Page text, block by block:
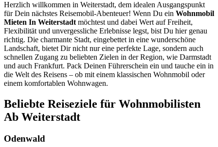
Herzlich willkommen in Weiterstadt, dem idealen Ausgangspunkt
für Dein nächstes Reisemobil-Abenteuer! Wenn Du ein Wohnmobil
Mieten In Weiterstadt möchtest und dabei Wert auf Freiheit,
Flexibilität und unvergessliche Erlebnisse legst, bist Du hier genau
richtig. Die charmante Stadt, eingebettet in eine wunderschöne
Landschaft, bietet Dir nicht nur eine perfekte Lage, sondern auch
schnellen Zugang zu beliebten Zielen in der Region, wie Darmstadt
und auch Frankfurt. Pack Deinen Führerschein ein und tauche ein in
die Welt des Reisens – ob mit einem klassischen Wohnmobil oder
einem komfortablen Wohnwagen.
Beliebte Reiseziele für Wohnmobilisten
Ab Weiterstadt
Odenwald